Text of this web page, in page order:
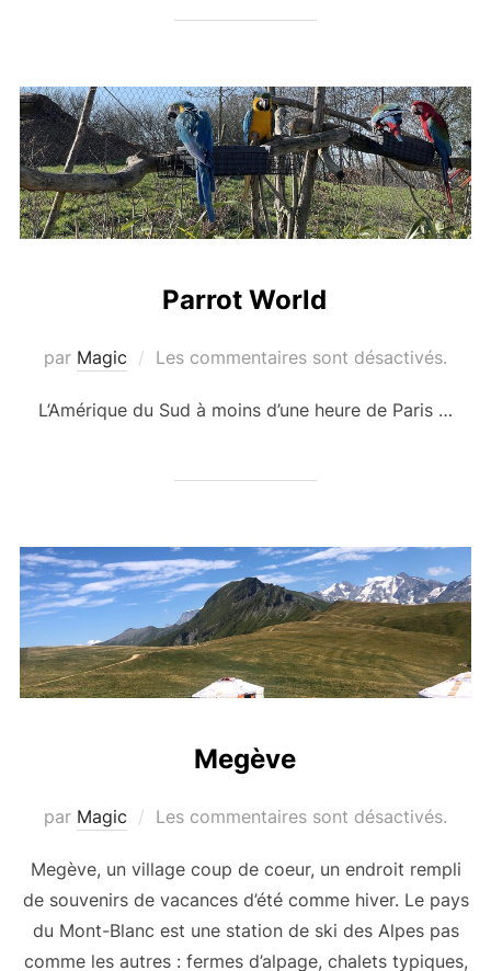
Parrot World
par Magic Les commentaires sont désactivés.
L’Amérique du Sud à moins d’une heure de Paris …
Megève
par Magic Les commentaires sont désactivés.
Megève, un village coup de coeur, un endroit rempli
de souvenirs de vacances d’été comme hiver. Le pays
du Mont-Blanc est une station de ski des Alpes pas
comme les autres : fermes d’alpage, chalets typiques,